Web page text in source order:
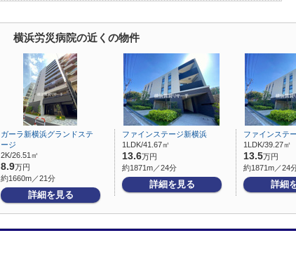
横浜労災病院の近くの物件
ガーラ新横浜グランドステ
ージ
2K/26.51㎡
8.9万円
約1660m／21分
詳細を見る
ファインステージ新横浜
1LDK/41.67㎡
13.6万円
約1871m／24分
詳細を見る
ファインステ
1LDK/39.27㎡
13.5万円
約1871m／24
詳細